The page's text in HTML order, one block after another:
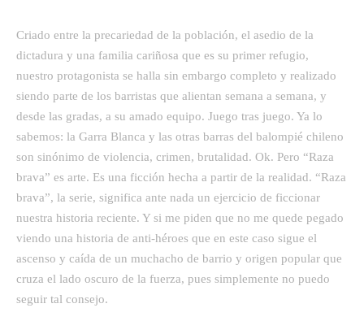
Criado entre la precariedad de la población, el asedio de la
dictadura y una familia cariñosa que es su primer refugio,
nuestro protagonista se halla sin embargo completo y realizado
siendo parte de los barristas que alientan semana a semana, y
desde las gradas, a su amado equipo. Juego tras juego. Ya lo
sabemos: la Garra Blanca y las otras barras del balompié chileno
son sinónimo de violencia, crimen, brutalidad. Ok. Pero “Raza
brava” es arte. Es una ficción hecha a partir de la realidad. “Raza
brava”, la serie, significa ante nada un ejercicio de ficcionar
nuestra historia reciente. Y si me piden que no me quede pegado
viendo una historia de anti-héroes que en este caso sigue el
ascenso y caída de un muchacho de barrio y origen popular que
cruza el lado oscuro de la fuerza, pues simplemente no puedo
seguir tal consejo.